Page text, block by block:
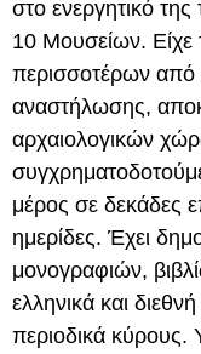
στο ενεργητικό
10 Μουσείων. Είχε
περισσοτέρων
αναστήλωσης,
αρχαιολογικών
μέρος σε δεκάδες
ημερίδες. Έχει
μονογραφιών,
ελληνικά και
περιοδικά κύρους.